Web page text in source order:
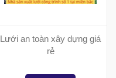
Lưới an toàn xây dựng giá
rẻ